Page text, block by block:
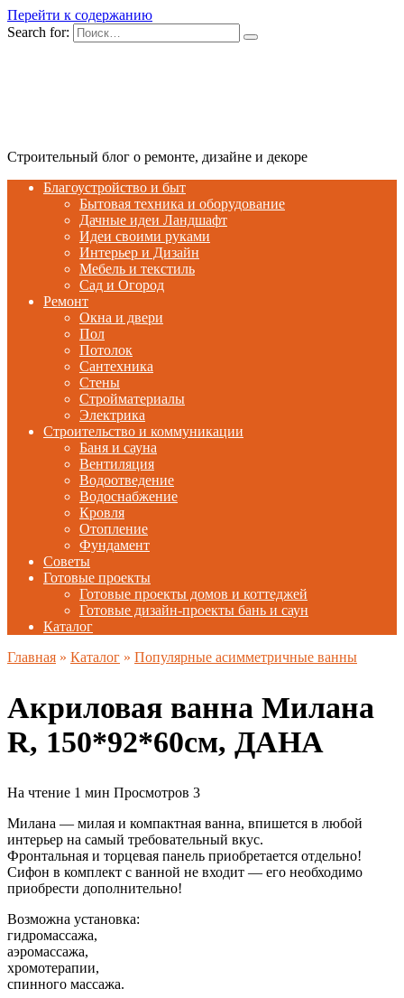
Перейти к содержанию
Search for:
Строительный блог о ремонте, дизайне и декоре
Благоустройство и быт
Бытовая техника и оборудование
Дачные идеи Ландшафт
Идеи своими руками
Интерьер и Дизайн
Мебель и текстиль
Сад и Огород
Ремонт
Окна и двери
Пол
Потолок
Сантехника
Стены
Стройматериалы
Электрика
Строительство и коммуникации
Баня и сауна
Вентиляция
Водоотведение
Водоснабжение
Кровля
Отопление
Фундамент
Советы
Готовые проекты
Готовые проекты домов и коттеджей
Готовые дизайн-проекты бань и саун
Каталог
Главная » Каталог » Популярные асимметричные ванны
Акриловая ванна Милана
R, 150*92*60см, ДАНА
На чтение 1 мин Просмотров 3
Милана — милая и компактная ванна, впишется в любой
интерьер на самый требовательный вкус.
Фронтальная и торцевая панель приобретается отдельно!
Сифон в комплект с ванной не входит — его необходимо
приобрести дополнительно!
Возможна установка:
гидромассажа,
аэромассажа,
хромотерапии,
спинного массажа.